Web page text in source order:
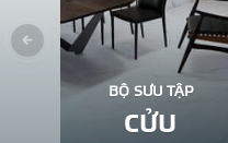
BỘ SƯU TẬP
CỬU